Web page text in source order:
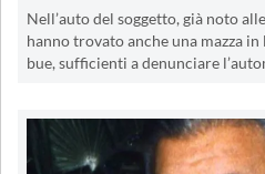
Nell’auto del soggetto, già noto
hanno trovato anche una mazza
bue, sufficienti a denunciare